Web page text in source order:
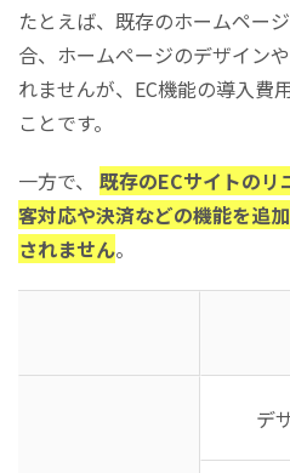
たとえば、既存のホームペー
合、ホームページのデザイン
れませんが、EC機能の導入費
ことです。
一方で、 既存のECサイトのリ
客対応や決済などの機能を追
されません。
デ